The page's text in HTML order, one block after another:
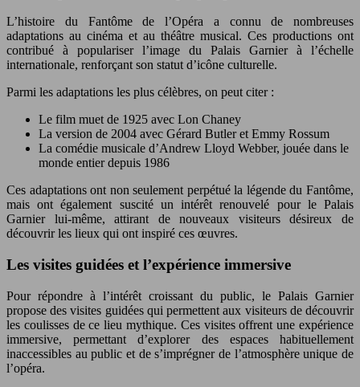
L’histoire du Fantôme de l’Opéra a connu de nombreuses
adaptations au cinéma et au théâtre musical. Ces productions ont
contribué à populariser l’image du Palais Garnier à l’échelle
internationale, renforçant son statut d’icône culturelle.
Parmi les adaptations les plus célèbres, on peut citer :
Le film muet de 1925 avec Lon Chaney
La version de 2004 avec Gérard Butler et Emmy Rossum
La comédie musicale d’Andrew Lloyd Webber, jouée dans le
monde entier depuis 1986
Ces adaptations ont non seulement perpétué la légende du Fantôme,
mais ont également suscité un intérêt renouvelé pour le Palais
Garnier lui-même, attirant de nouveaux visiteurs désireux de
découvrir les lieux qui ont inspiré ces œuvres.
Les visites guidées et l’expérience immersive
Pour répondre à l’intérêt croissant du public, le Palais Garnier
propose des visites guidées qui permettent aux visiteurs de découvrir
les coulisses de ce lieu mythique. Ces visites offrent une expérience
immersive, permettant d’explorer des espaces habituellement
inaccessibles au public et de s’imprégner de l’atmosphère unique de
l’opéra.